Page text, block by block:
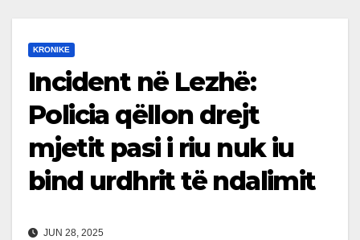
KRONIKE
Incident në Lezhë:
Policia qëllon drejt
mjetit pasi i riu nuk iu
bind urdhrit të ndalimit
JUN 28, 2025